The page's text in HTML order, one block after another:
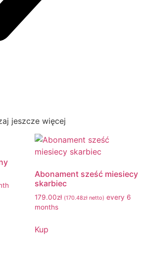
jeszcze więcej
Abonament sześć miesiecy
skarbiec
179.00zł (170.48złnetto) every 6
months
Kup